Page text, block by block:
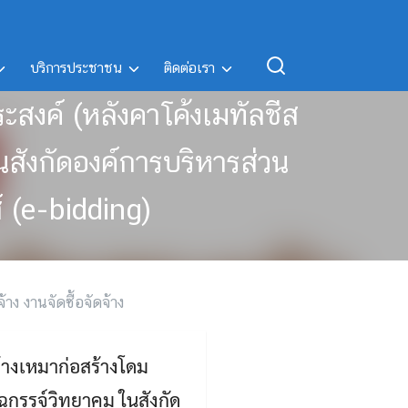
บริการประชาชน ติดต่อเรา
สงค์ (หลังคาโค้งเมทัลชีส
สังกัดองค์การบริหารส่วน
(e-bidding)
ง งานจัดซื้อจัดจ้าง
เหมาก่อสร้างโดม
กรรจ์วิทยาคม ในสังกัด